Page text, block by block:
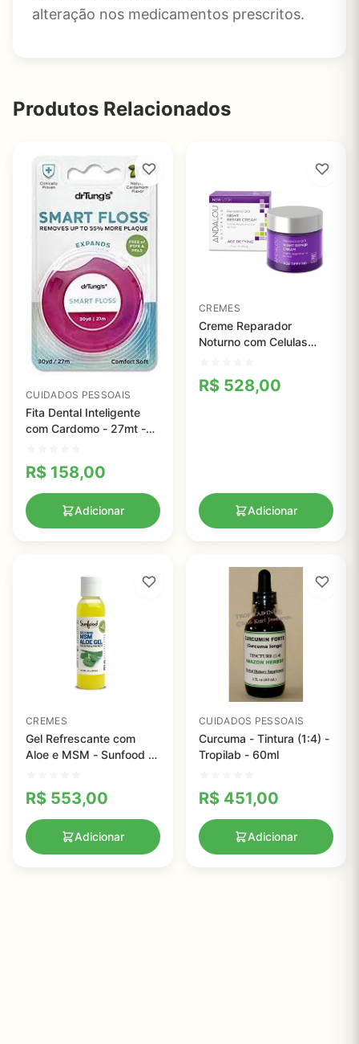
alteração nos medicamentos prescritos.
Produtos Relacionados
CUIDADOS PESSOAIS
Fita Dental Inteligente
com Cardomo - 27mt -
R$ 158,00
Adicionar
CREMES
Creme Reparador
Noturno com Celulas
R$ 528,00
Adicionar
CREMES
Gel Refrescante com
Aloe e MSM - Sunfood -
R$ 553,00
Adicionar
CUIDADOS PESSOAIS
Curcuma - Tintura (1:4) -
Tropilab - 60ml
R$ 451,00
Adicionar